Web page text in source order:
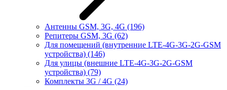
Антенны GSM, 3G, 4G (196)
Репитеры GSM, 3G (62)
Для помещений (внутренние LTE-4G-3G-2G-GSM
устройства) (146)
Для улицы (внешние LTE-4G-3G-2G-GSM
устройства) (79)
Комплекты 3G / 4G (24)